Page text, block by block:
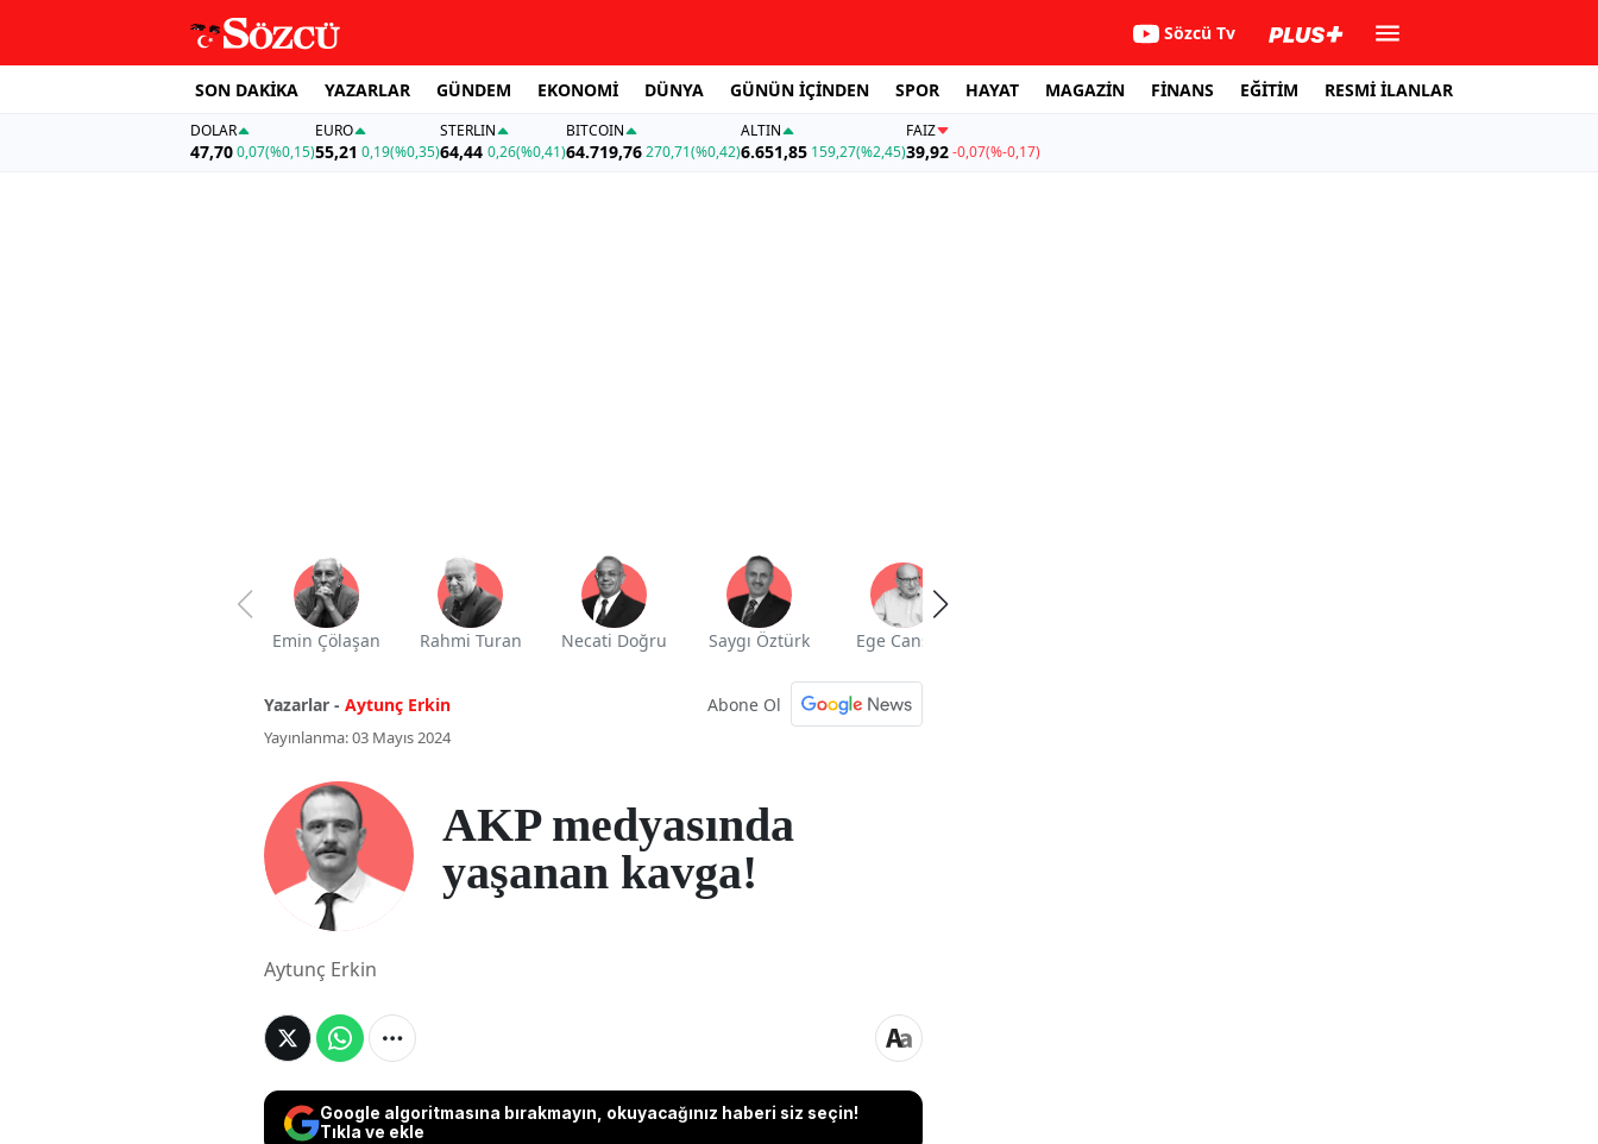
Sözcü Tv
SON DAKİKA YAZARLAR GÜNDEM EKONOMİ DÜNYA GÜNÜN İÇİNDEN SPOR HAYAT MAGAZİN FİNANS EĞİTİM RESMİ İLANLAR
DOLAR
47,700,07(%0,15)
EURO
55,21 0,19(%0,35)
STERLIN
64,44 0,26(%0,41)
BITCOIN
64.719,76270,71(%0,42)
ALTIN
6.651,85 159,27(%2,45)
FAİZ
39,92-0,07(%-0,17)
Emin Çölaşan Rahmi Turan Necati Doğru Saygı Öztürk Ege Cansen
Yazarlar - Aytunç Erkin Abone Ol
Yayınlanma: 03 Mayıs 2024
AKP medyasında
yaşanan kavga!
Aytunç Erkin
Google algoritmasına bırakmayın, okuyacağınız haberi siz seçin!
Tıkla ve ekle